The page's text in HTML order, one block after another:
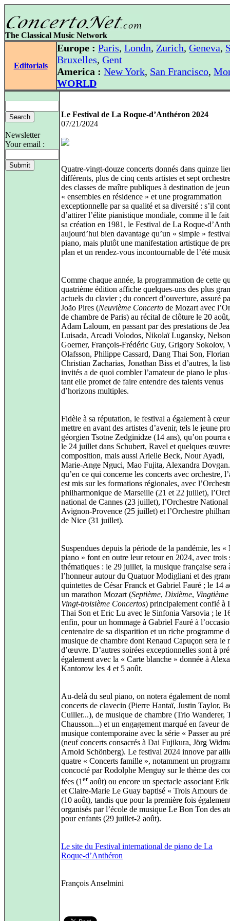
The Classical Music Network
Editorials
Europe : Paris, Londn, Zurich, Geneva,
Bruxelles, Gent
America : New York, San Francisco,
WORLD
Newsletter
Your email :
Le Festival de La Roque-d’Anthéron 2024
07/21/2024
Quatre-vingt-douze concerts donnés dans quinze
différents, plus de cinq cents artistes et sept
des classes de maître publiques à destination de
« ensembles en résidence » et une programmation
exceptionnelle par sa qualité et sa diversité : s’il
d’attirer l’élite pianistique mondiale, comme il le
sa création en 1981, le Festival de La Roque-
aujourd’hui bien davantage qu’un « simple »
piano, mais plutôt une manifestation artistique de
plan et un rendez‑vous incontournable de l’été
Comme chaque année, la programmation de cette
quatrième édition affiche quelques‑uns des plus
actuels du clavier ; du concert d’ouverture, assuré
João Pires (Neuvième Concerto de Mozart avec
de chambre de Paris) au récital de clôture le 20
Adam Laloum, en passant par des prestations de
Luisada, Arcadi Volodos, Nikolaï Lugansky, Nelson
Goerner, François-Frédéric Guy, Grigory Sokolov,
Olafsson, Philippe Cassard, Dang Thai Son,
Christian Zacharias, Jonathan Biss et d’autres, la
invités a de quoi combler l’amateur de piano le plus
tant elle promet de faire entendre des talents venus
d’horizons multiples.
Fidèle à sa réputation, le festival a également à
mettre en avant des artistes d’avenir, tels le jeune
géorgien Tsotne Zedginidze (14 ans), qu’on pourra
le 24 juillet dans Schubert, Ravel et quelques
composition, mais aussi Arielle Beck, Nour Ayadi,
Marie‑Ange Nguci, Mao Fujita, Alexandra
qu’en ce qui concerne les concerts avec orchestre,
est mis sur les formations régionales, avec
philharmonique de Marseille (21 et 22 juillet),
national de Cannes (23 juillet), l’Orchestre National
Avignon-Provence (25 juillet) et l’Orchestre
de Nice (31 juillet).
Suspendues depuis la période de la pandémie, les «
piano » font en outre leur retour en 2024, avec trois
thématiques : le 29 juillet, la musique française sera
l’honneur autour du Quatuor Modigliani et des
quintettes de César Franck et Gabriel Fauré ; le 14
un marathon Mozart (Septième, Dixième, Vingtième
Vingt‑troisième Concertos) principalement confié à
Thai Son et Eric Lu avec le Sinfonia Varsovia ; le
enfin, pour un hommage à Gabriel Fauré à
centenaire de sa disparition et un riche programme
musique de chambre dont Renaud Capuçon sera le
d’œuvre. D’autres soirées exceptionnelles sont à
également avec la « Carte blanche » donnée à
Kantorow les 4 et 5 août.
Au-delà du seul piano, on notera également de
concerts de clavecin (Pierre Hantaï, Justin Taylor,
Cuiller...), de musique de chambre (Trio Wanderer,
Chausson...) et un engagement marqué en faveur
musique contemporaine avec la série « Passer au
(neuf concerts consacrés à Dai Fujikura, Jörg
Arnold Schönberg). Le festival 2024 innove par
quatre « Concerts famille », notamment un
concocté par Rodolphe Menguy sur le thème des
fées (1 eraoût) ou encore un spectacle associant
et Claire‑Marie Le Guay baptisé « Trois Amours de
(10 août), tandis que pour la première fois
organisés par l’école de musique Le Bon Ton des
pour enfants (29 juillet-2 août).
Le site du Festival international de piano de La
Roque‑d’Anthéron
François Anselmini